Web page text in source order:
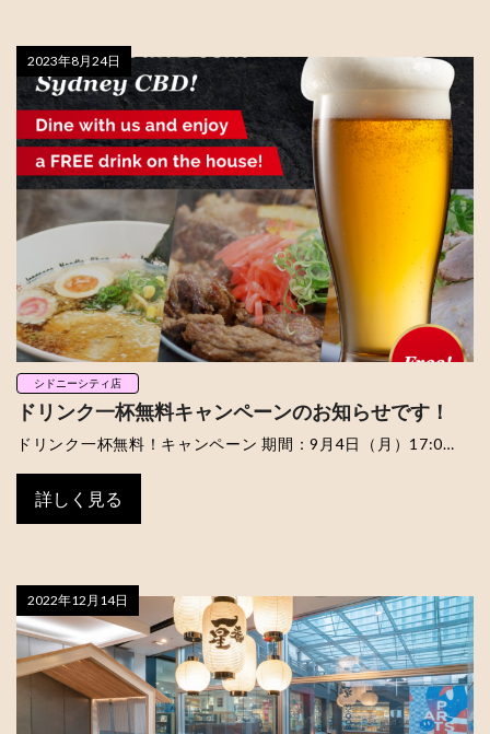
シドニーシティ店
ドリンク一杯無料キャンペーンのお知らせです！
ドリンク一杯無料！キャンペーン 期間：9月4日（月）17:0…
詳しく見る
2023年8月24日
2022年12月14日